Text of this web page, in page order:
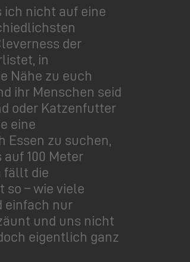
ich nicht auf eine
der
in
Nähe zu euch
ihr Menschen seid
oder Katzenfutter
eine
Essen zu suchen,
100 Meter
fällt die
– wie viele
einfach nur
und uns nicht
eigentlich ganz